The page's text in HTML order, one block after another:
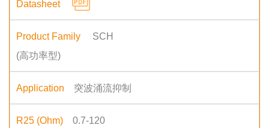
SCH
(高功率型)
突波涌流抑制
0.7-120